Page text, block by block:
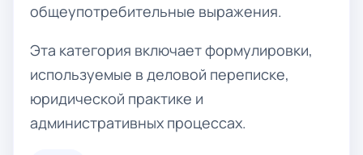
общеупотребительные выражения.
Эта категория включает формулировки,
используемые в деловой переписке,
юридической практике и
административных процессах.